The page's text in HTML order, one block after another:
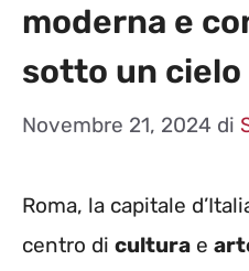
moderna e
sotto un
Novembre 21, 2024 di
Roma, la capitale
centro di cultura e